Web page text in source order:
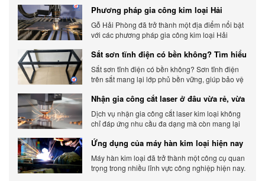
khách hàng. Xem ngay nhé.
Phương pháp gia công kim loại Hải
Phòng phổ biến hiện nay
Gỗ Hải Phòng đã trở thành một địa điểm nổi bật
với các phương pháp gia công kim loại Hải
Sắt sơn tĩnh điện có bền không? Tìm hiểu
chi tiết
Sắt sơn tĩnh điện có bền không? Sơn tĩnh điện
trên sắt mang lại lớp phủ bền vững, giúp bảo vệ
động bên ngoài.
Nhận gia công cắt laser ở đâu vừa rẻ, vừa
chất lượng
Dịch vụ nhận gia công cắt laser kim loại không
chỉ đáp ứng nhu cầu đa dạng mà còn mang lại
Ứng dụng của máy hàn kim loại hiện nay
Máy hàn kim loại đã trở thành một công cụ quan
trọng trong nhiều lĩnh vực công nghiệp hiện nay.